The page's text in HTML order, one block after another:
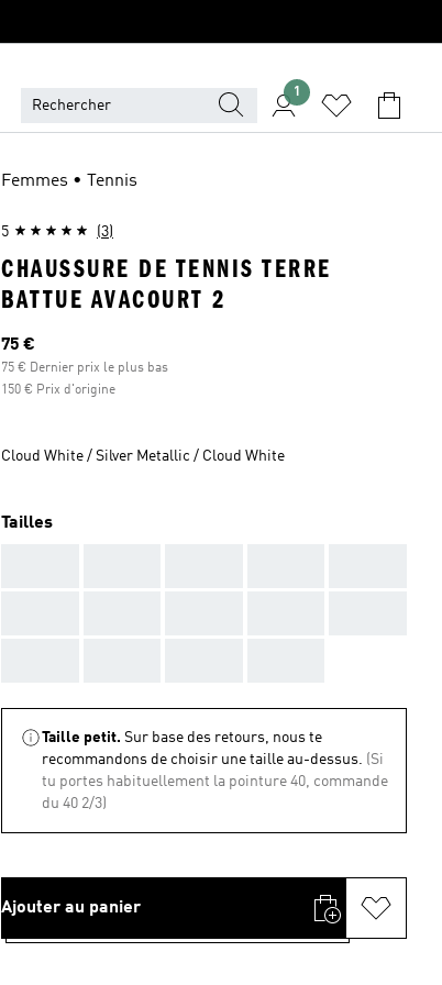
1
Femmes • Tennis
5 (3)
CHAUSSURE DE TENNIS TERRE
BATTUE AVACOURT 2
Prix actuel
75 €
75 € Dernier prix le plus bas
150 € Prix d'origine
Cloud White / Silver Metallic / Cloud White
Tailles
Taille petit. Sur base des retours, nous te
recommandons de choisir une taille au-dessus. (Si
tu portes habituellement la pointure 40, commande
du 40 2/3)
Ajouter au panier